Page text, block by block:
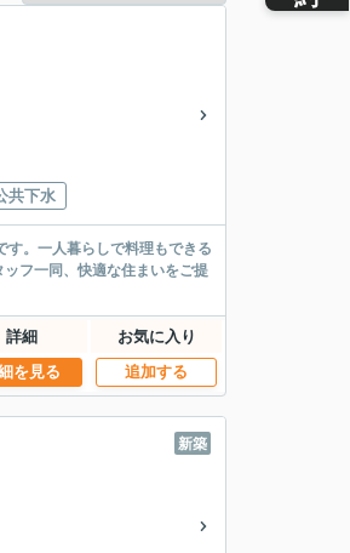
共下水
す。一人暮らしで料理もできる
フ一同、快適な住まいをご提
詳細
お気に入り
を見る 追加する
新築